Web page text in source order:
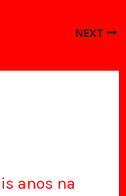
NEXT
anos na